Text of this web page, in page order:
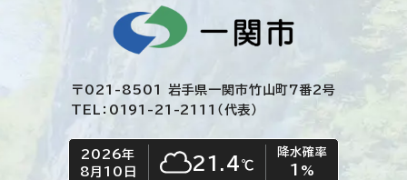
〒021-8501 岩手県一関市竹山町7番2号
TEL：0191-21-2111（代表）
今日の日付
2026年
8月10日
今日の天気
くもり21.4 ℃
降水確率
1 %